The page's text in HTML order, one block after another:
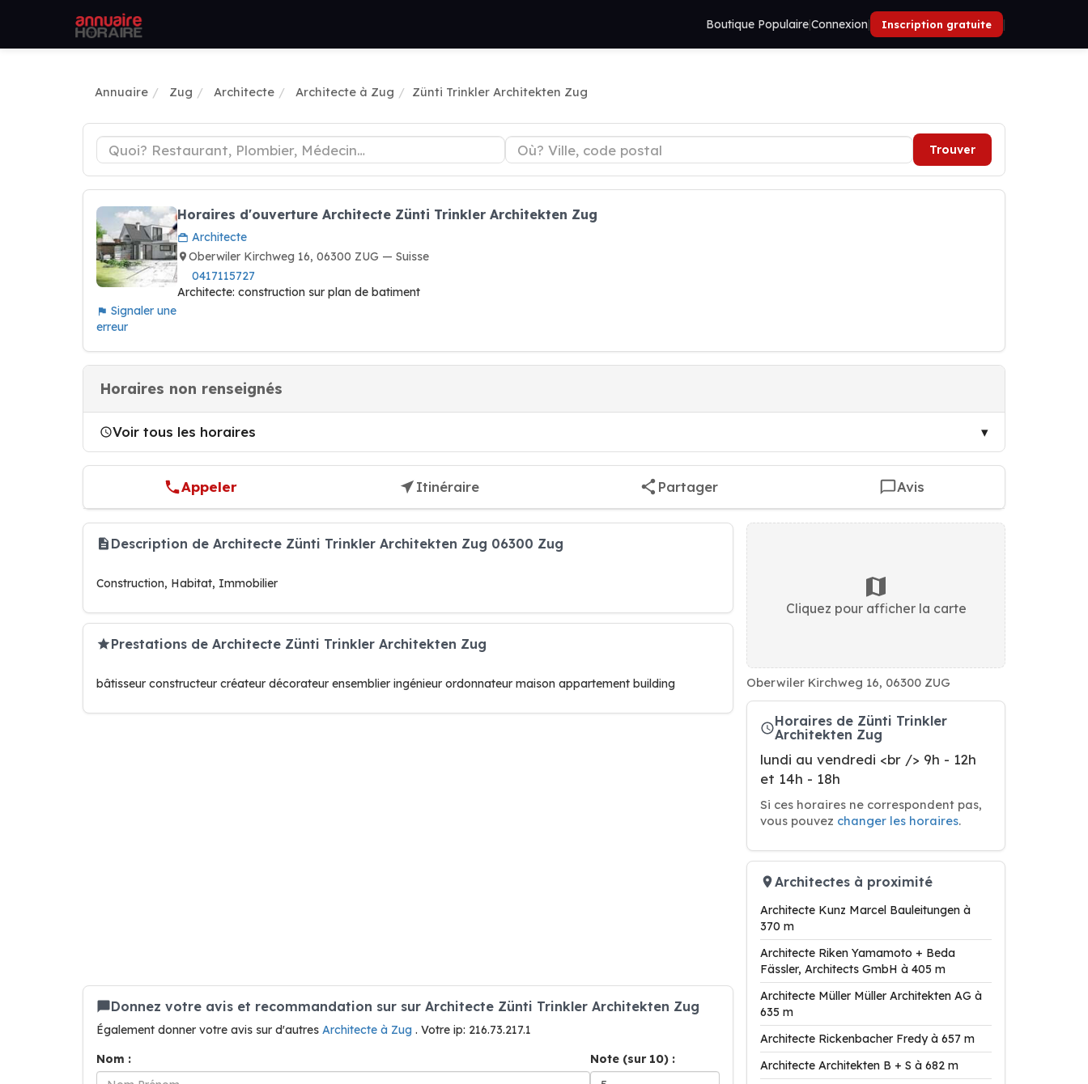
Boutique Populaire|Connexion| Inscription gratuite |
Annuaire Zug Architecte Architecte à Zug Zünti Trinkler Architekten Zug
Trouver
Signaler une
erreur
Horaires d'ouverture Architecte Zünti Trinkler Architekten Zug
Architecte
Oberwiler Kirchweg 16, 06300 ZUG — Suisse
0417115727
Architecte: construction sur plan de batiment
Horaires non renseignés
Voir tous les horaires
Appeler Itinéraire Partager Avis
Description de Architecte Zünti Trinkler Architekten Zug 06300 Zug
Construction, Habitat, Immobilier
Prestations de Architecte Zünti Trinkler Architekten Zug
bâtisseur constructeur créateur décorateur ensemblier ingénieur ordonnateur maison appartement building
Donnez votre avis et recommandation sur sur Architecte Zünti Trinkler Architekten Zug
Également donner votre avis sur d'autres Architecte à Zug . Votre ip: 216.73.217.1
Nom :
Note (sur 10) :
Cliquez pour afficher la carte
Oberwiler Kirchweg 16, 06300 ZUG
Horaires de Zünti Trinkler
Architekten Zug
lundi au vendredi <br /> 9h - 12h
et 14h - 18h
Si ces horaires ne correspondent pas,
vous pouvez changer les horaires.
Architectes à proximité
Architecte Kunz Marcel Bauleitungen à
370 m
Architecte Riken Yamamoto + Beda
Fässler, Architects GmbH à 405 m
Architecte Müller Müller Architekten AG à
635 m
Architecte Rickenbacher Fredy à 657 m
Architecte Architekten B + S à 682 m